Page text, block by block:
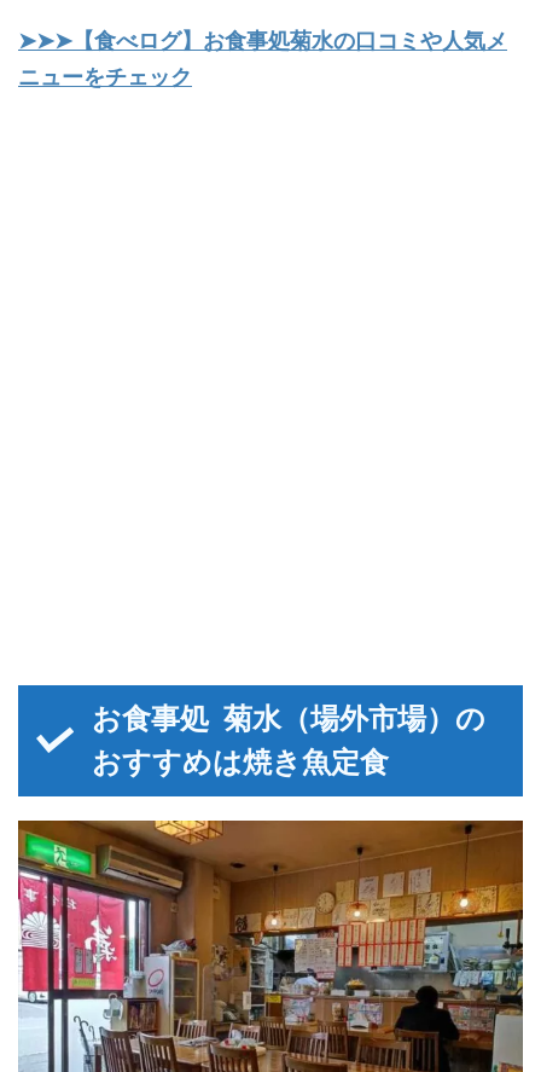
➤➤➤【食べログ】お食事処菊水の口コミや人気メ
ニューをチェック
お食事処 菊水（場外市場）の
おすすめは焼き魚定食